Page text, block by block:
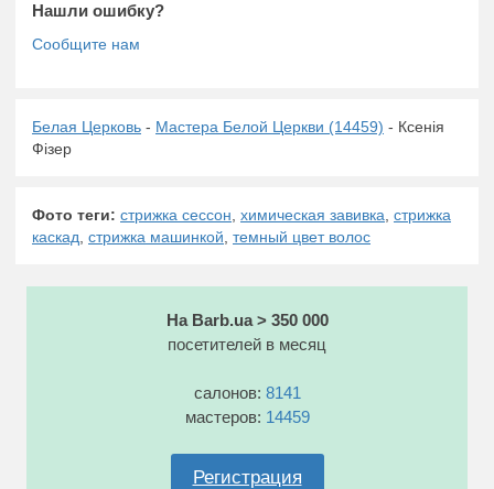
Нашли ошибку?
Белая Церковь - Мастера Белой Церкви (14459) - Ксенія
Фізер
Фото теги: стрижка сессон химическая завивка стрижка
каскад стрижка машинкой темный цвет волос
На Barb.ua > 350 000
посетителей в месяц
салонов: 8141
мастеров: 14459
Регистрация